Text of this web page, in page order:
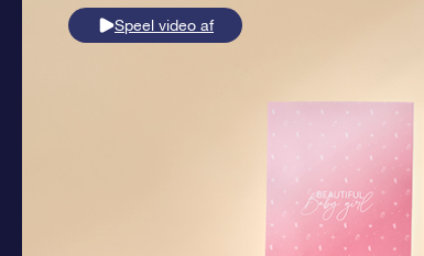
Speel video af